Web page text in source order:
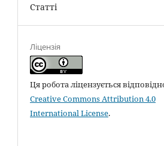
Статті
Ліцензія
Ця робота ліцензується
Creative Commons Attribution 4.0
International License.